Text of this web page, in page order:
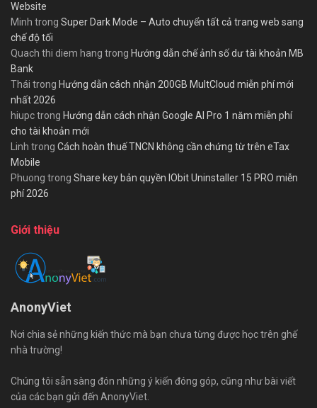
Website
Minh trong Super Dark Mode – Auto chuyển tất cả trang web sang
chế độ tối
Quach thi diem hang trong Hướng dẫn chế ảnh số dư tài khoản MB
Bank
Thái trong Hướng dẫn cách nhận 200GB MultCloud miễn phí mới
nhất 2026
hiupctrong Hướng dẫn cách nhận Google AI Pro 1 năm miễn phí
cho tài khoản mới
Linh trong Cách hoàn thuế TNCN không cần chứng từ trên eTax
Mobile
Phuong trong Share key bản quyền IObit Uninstaller 15 PRO miễn
phí 2026
Giới thiệu
AnonyViet
Nơi chia sẻ những kiến thức mà bạn chưa từng được học trên ghế
nhà trường!
Chúng tôi sẵn sàng đón những ý kiến đóng góp, cũng như bài viết
của các bạn gửi đến AnonyViet.